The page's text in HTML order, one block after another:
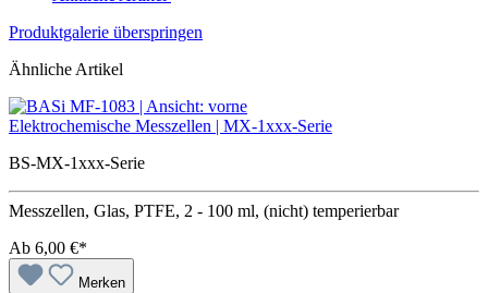
Produktgalerie überspringen
Ähnliche Artikel
Elektrochemische Messzellen | MX-1xxx-Serie
BS-MX-1xxx-Serie
Messzellen, Glas, PTFE, 2 - 100 ml, (nicht) temperierbar
Ab 6,00 €*
Merken